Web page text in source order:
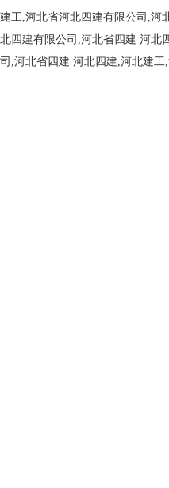
建工,河北省河北四建有限公司,河
北四建有限公司,河北省四建 河北
司,河北省四建 河北四建,河北建工